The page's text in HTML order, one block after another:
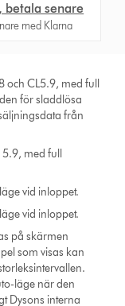
betala senare
med Klarna
och CL5.9, med full
för sladdlösa
från
med full
vid inloppet.
vid inloppet.
på skärmen
som visas kan
läge när den
Dysons interna